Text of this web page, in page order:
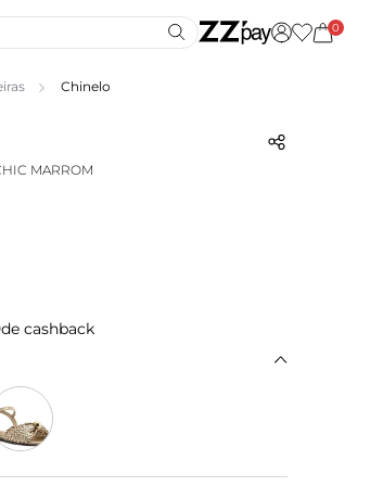
0
Chinelo
MARROM
de cashback